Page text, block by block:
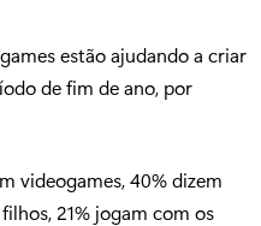
estão ajudando a criar
de fim de ano, por
videogames, 40% dizem
21% jogam com os